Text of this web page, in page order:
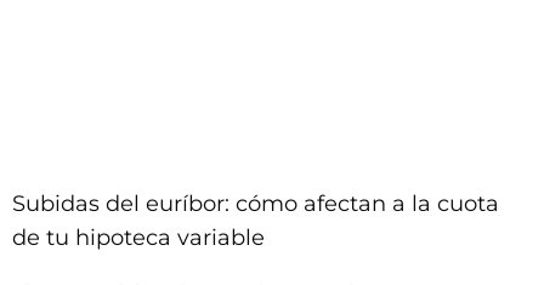
Subidas del euríbor: cómo afectan a la cuota
de tu hipoteca variable